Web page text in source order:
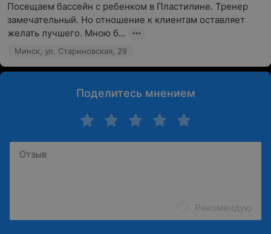
Посещаем бассейн с ребенком в Пластилине. Тренер
замечательный. Но отношение к клиентам оставляет
желать лучшего. Мною б...
Минск, ул. Стариновская, 29
Поделитесь мнением
Рекомендую